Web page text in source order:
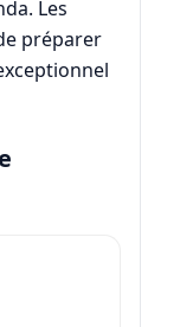
Les
préparer